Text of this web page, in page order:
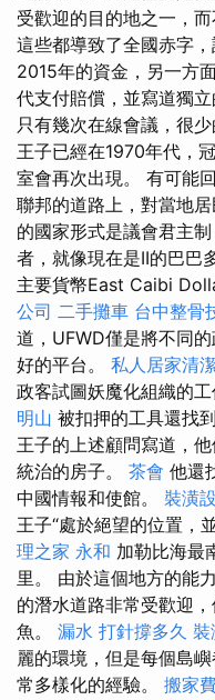
受歡迎的目的地之一，
這些都導致了全國赤字
2015年的資金，另一方
代支付賠償，並寫道獨
只有幾次在線會議，很
王子已經在1970年代，
室會再次出現。 有可能
聯邦的道路上，對當地
的國家形式是議會君主
者，就像現在是II的巴巴
主要貨幣East Caibi
公司 二手攤車 台中整骨
道，UFWD僅是將不同
好的平台。 私人居家清
政客試圖妖魔化組織的
明山 被扣押的工具還找
王子的上述顧問寫道，
統治的房子。 茶會 他還
中國情報和使館。 裝潢
王子“處於絕望的位置，
理之家 永和 加勒比海最
里。 由於這個地方的能
的潛水道路非常受歡迎
魚。 漏水 打針撐多久 裝
麗的環境，但是每個島
常多樣化的經驗。 搬家